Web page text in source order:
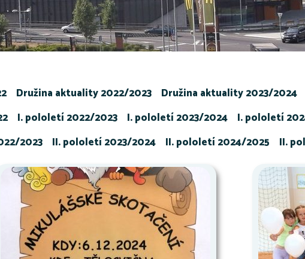
Družina aktuality 2022/2023 Družina aktuality 2023/2024
I. pololetí 2022/2023 I. pololetí 2023/2024 I. pololetí
2023 II. pololetí 2023/2024 II. pololetí 2024/2025 II.